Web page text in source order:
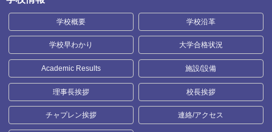
学校概要 学校沿革
学校早わかり 大学合格状況
Academic Results 施設/設備
理事長挨拶 校長挨拶
チャプレン挨拶 連絡/アクセス